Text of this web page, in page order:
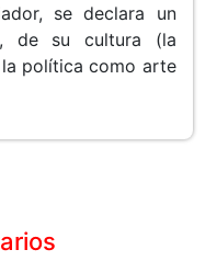
se declara un
de su cultura (la
política como arte